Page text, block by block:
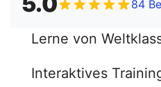
84
Lerne von
Interaktives